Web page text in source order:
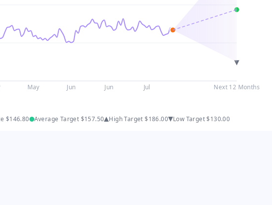
May Jun Jun Jul Next 12 Months
$146.80 Average Target $157.50 High Target$186.00 Low Target$130.00